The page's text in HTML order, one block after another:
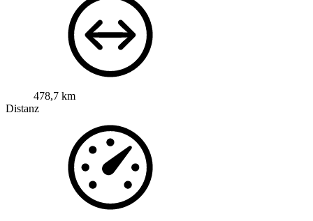
478,7 km
Distanz